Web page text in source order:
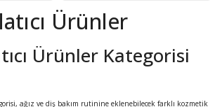
Ürünler
Ürünler Kategorisi
ağız ve diş bakım rutinine eklenebilecek farklı kozmetik